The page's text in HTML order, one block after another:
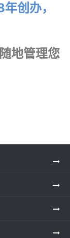
创办，
地管理您